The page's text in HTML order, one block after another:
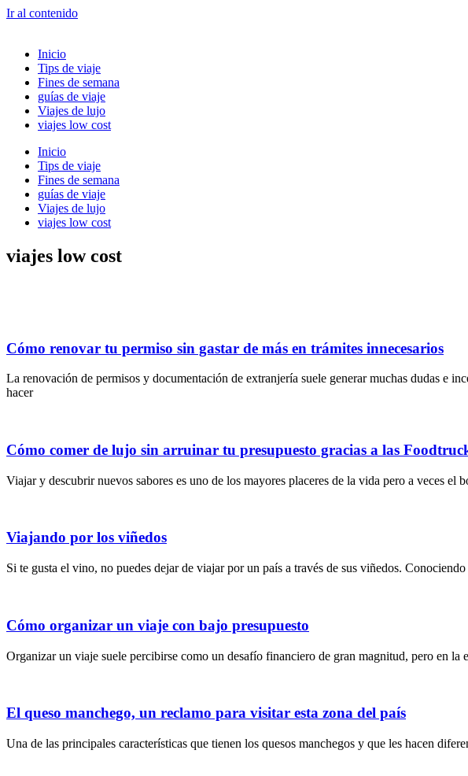
Ir al contenido
Inicio
Tips de viaje
Fines de semana
guías de viaje
Viajes de lujo
viajes low cost
Inicio
Tips de viaje
Fines de semana
guías de viaje
Viajes de lujo
viajes low cost
viajes low cost
Cómo renovar tu permiso sin gastar de más en trámites innecesarios
La renovación de permisos y documentación de extranjería suele generar muchas dudas e
hacer
Cómo comer de lujo sin arruinar tu presupuesto gracias a las
Viajar y descubrir nuevos sabores es uno de los mayores placeres de la vida pero a veces
Viajando por los viñedos
Si te gusta el vino, no puedes dejar de viajar por un país a través de sus viñedos.
Cómo organizar un viaje con bajo presupuesto
Organizar un viaje suele percibirse como un desafío financiero de gran magnitud, pero en
El queso manchego, un reclamo para visitar esta zona del país
Una de las principales características que tienen los quesos manchegos y que les hacen